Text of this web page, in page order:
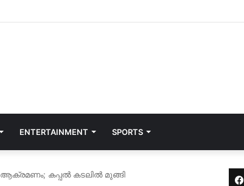
ENTERTAINMENT SPORTS
കപ്പൽ കടലിൽ മുങ്ങി